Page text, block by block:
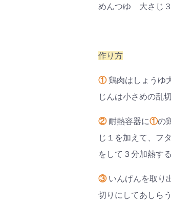
めんつゆ 大さじ３
作り方
①鶏肉はしょうゆ
じんは小さめの乱
②耐熱容器に①の
じ１を加えて、フ
をして３分加熱する
③いんげんを取り
切りにしてあしらう